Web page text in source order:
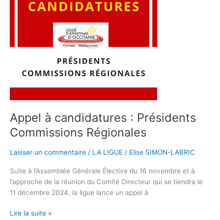
Appel à candidatures : Présidents
Commissions Régionales
Laisser un commentaire / LA LIGUE / Elise SIMON-LABRIC
Suite à l’Assemblée Générale Élective du 16 novembre et à
l’approche de la réunion du Comité Directeur qui se tiendra le
11 décembre 2024, la ligue lance un appel à
Commissions
Lire la suite »